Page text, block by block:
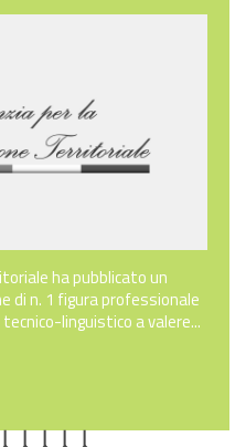
ha pubblicato un
di n. 1 figura professionale
linguistico a valere...